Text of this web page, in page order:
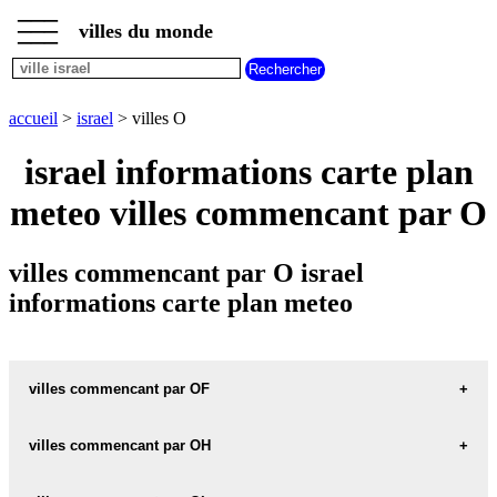
accueil
villes
israel
commencant
par
D E F
I J K L M
N
O
P Q R S T
U
___
___ villes du monde
accueil > israel > villes O
israel informations carte plan
meteo villes commencant par O
villes commencant par O israel
informations carte plan meteo
villes commencant par OF
OFAKIM carte informations meteo
villes commencant par OH